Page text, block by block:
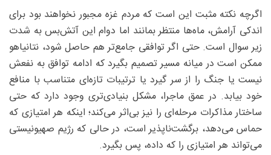
اگرچه نکته مثبت این است که مردم غزه مجبور نخواهند بود برای
اندکی آرامش، ماه‌ها منتظر بمانند اما دوام این آتش‌بس به ‌شدت
زیر سوال است. حتی اگر توافقی جامع‌تر هم حاصل شود، نتانیاهو
ممکن است در میانه مسیر تصمیم بگیرد که ادامه توافق به نفعش
نیست یا جنگ را از سر گیرد یا ترتیبات تازه‌ای متناسب با منافع
خود بیابد. در عمق ماجرا، مشکل بنیادی‌تری وجود دارد که حتی
ساختار مذاکرات مرحله‌ای را نیز بی‌اثر می‌کند؛ اینکه هر امتیازی که
حماس می‌دهد، برگشت‌ناپذیر است، در حالی که رژیم صهیونیستی
می‌تواند هر امتیازی را که داده، پس بگیرد.